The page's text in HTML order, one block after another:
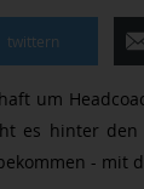
twittern
um
es hinter
- mit